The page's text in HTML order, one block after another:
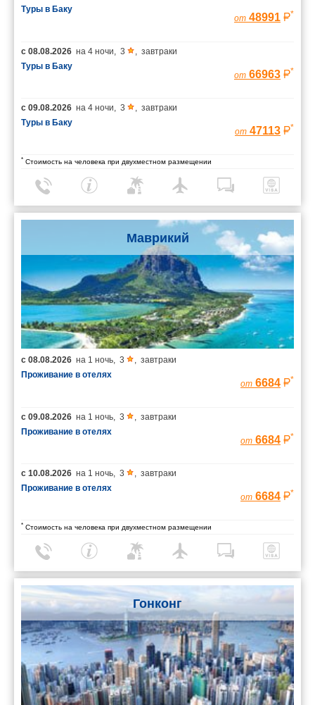
Туры в Баку
от 48991 *
с 08.08.2026 на 4 ночи 3
завтраки
Туры в Баку
от 66963 *
с 09.08.2026 на 4 ночи 3
завтраки
Туры в Баку
от 47113 *
* Стоимость на человека при двухместном размещении
Маврикий
с 08.08.2026 на 1 ночь, 3 , завтраки
Проживание в отелях
от 6684 *
с 09.08.2026 на 1 ночь, 3 , завтраки
Проживание в отелях
от 6684 *
с 10.08.2026 на 1 ночь, 3 , завтраки
Проживание в отелях
от 6684 *
* Стоимость на человека при двухместном размещении
Гонконг